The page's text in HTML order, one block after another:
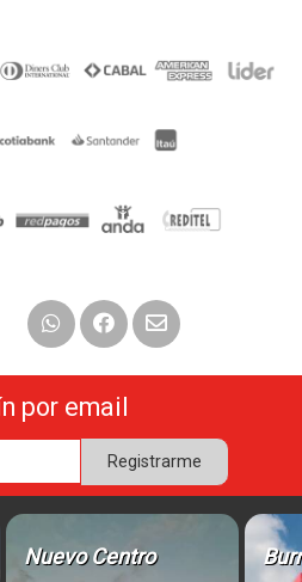
por email
Registrarme
Nuevo Centro